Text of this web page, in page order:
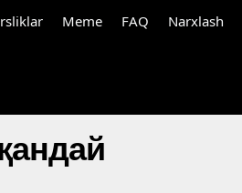
Meme FAQ Narxlash